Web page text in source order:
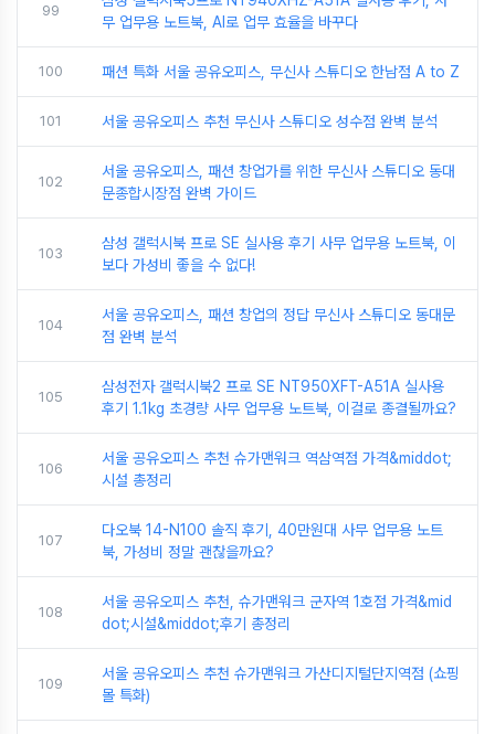
99
무 업무용 노트북, AI로 업무 효율을 바꾸다
100 패션 특화 서울 공유오피스, 무신사 스튜디오 한남점 A to Z
101 서울 공유오피스 추천 무신사 스튜디오 성수점 완벽 분석
102
서울 공유오피스, 패션 창업가를 위한 무신사 스튜디오 동대
문종합시장점 완벽 가이드
103
삼성 갤럭시북 프로 SE 실사용 후기 사무 업무용 노트북, 이
보다 가성비 좋을 수 없다!
104
서울 공유오피스, 패션 창업의 정답 무신사 스튜디오 동대문
점 완벽 분석
105
삼성전자 갤럭시북2 프로 SE NT950XFT-A51A 실사용
후기 1.1kg 초경량 사무 업무용 노트북, 이걸로 종결될까요?
106
서울 공유오피스 추천 슈가맨워크 역삼역점 가격&middot;
시설 총정리
107
다오북 14-N100 솔직 후기, 40만원대 사무 업무용 노트
북, 가성비 정말 괜찮을까요?
108
서울 공유오피스 추천, 슈가맨워크 군자역 1호점 가격&mid
dot;시설&middot;후기 총정리
109
서울 공유오피스 추천 슈가맨워크 가산디지털단지역점 (쇼핑
몰 특화)